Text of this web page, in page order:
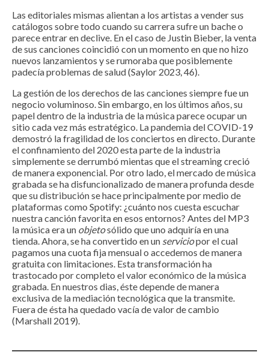
Las editoriales mismas alientan a los artistas a vender sus
catálogos sobre todo cuando su carrera sufre un bache o
parece entrar en declive. En el caso de Justin Bieber, la venta
de sus canciones coincidió con un momento en que no hizo
nuevos lanzamientos y se rumoraba que posiblemente
padecía problemas de salud (Saylor 2023, 46).
La gestión de los derechos de las canciones siempre fue un
negocio voluminoso. Sin embargo, en los últimos años, su
papel dentro de la industria de la música parece ocupar un
sitio cada vez más estratégico. La pandemia del COVID-19
demostró la fragilidad de los conciertos en directo. Durante
el confinamiento del 2020 esta parte de la industria
simplemente se derrumbó mientas que el streaming creció
de manera exponencial. Por otro lado, el mercado de música
grabada se ha disfuncionalizado de manera profunda desde
que su distribución se hace principalmente por medio de
plataformas como Spotify: ¿cuánto nos cuesta escuchar
nuestra canción favorita en esos entornos? Antes del MP3
la música era un objetosólido que uno adquiría en una
tienda. Ahora, se ha convertido en un serviciopor el cual
pagamos una cuota fija mensual o accedemos de manera
gratuita con limitaciones. Esta transformación ha
trastocado por completo el valor económico de la música
grabada. En nuestros dias, éste depende de manera
exclusiva de la mediación tecnológica que la transmite.
Fuera de ésta ha quedado vacía de valor de cambio
(Marshall 2019).